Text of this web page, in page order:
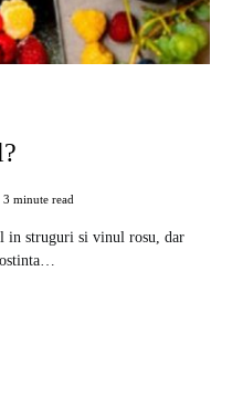
3 minute read
in struguri si vinul rosu, dar